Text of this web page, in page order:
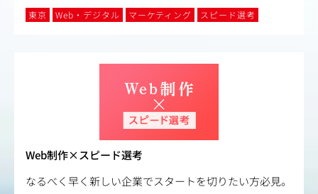
東京 Web・デジタル マーケティング スピード選考
Web制作×スピード選考
なるべく早く新しい企業でスタートを切りたい方必見。